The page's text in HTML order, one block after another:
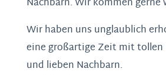
Nachbarn. Wir kommen gerne
Wir haben uns unglaublich
eine großartige Zeit mit tollen
und lieben Nachbarn.